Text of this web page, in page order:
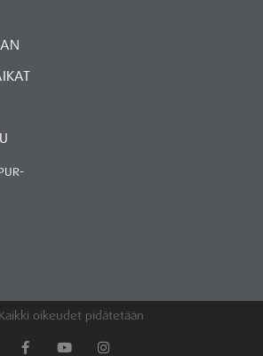
oikeudet pidätetään